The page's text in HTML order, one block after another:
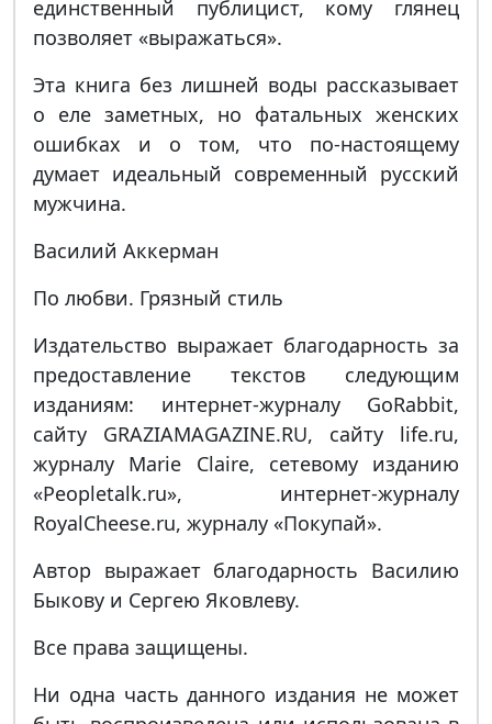
единственный публицист, кому глянец
позволяет «выражаться».
Эта книга без лишней воды рассказывает
о еле заметных, но фатальных женских
ошибках и о том, что по-настоящему
думает идеальный современный русский
мужчина.
Василий Аккерман
По любви. Грязный стиль
Издательство выражает благодарность за
предоставление текстов следующим
изданиям: интернет-журналу GoRabbit,
сайту GRAZIAMAGAZINE.RU, сайту life.ru,
журналу Marie Claire, сетевому изданию
«Peopletalk.ru», интернет-журналу
RoyalCheese.ru, журналу «Покупай».
Автор выражает благодарность Василию
Быкову и Сергею Яковлеву.
Все права защищены.
Ни одна часть данного издания не может